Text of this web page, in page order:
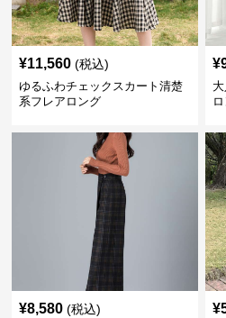
¥11,560 (税込)
ゆるふわチェックスカート清楚
系フレアロング
¥
¥8,580 (税込) ¥